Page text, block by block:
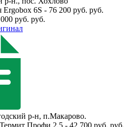
6S - 76 200 руб. руб.
руб. руб.
р-н, п.Макарово.